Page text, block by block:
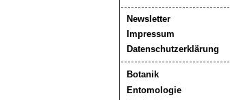
Newsletter
Impressum
Datenschutzerklärung
Botanik
Entomologie